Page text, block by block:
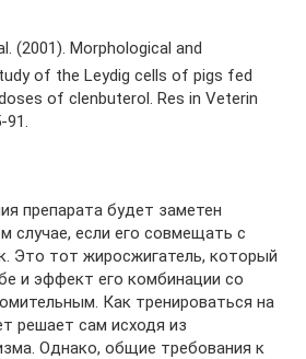
(2001). Morphological and
of the Leydig cells of pigs fed
of clenbuterol. Res in Veterin
91.
препарата будет заметен
случае, если его совмещать с
Это тот жиросжигатель, который
и эффект его комбинации со
Как тренироваться на
решает сам исходя из
Однако, общие требования к